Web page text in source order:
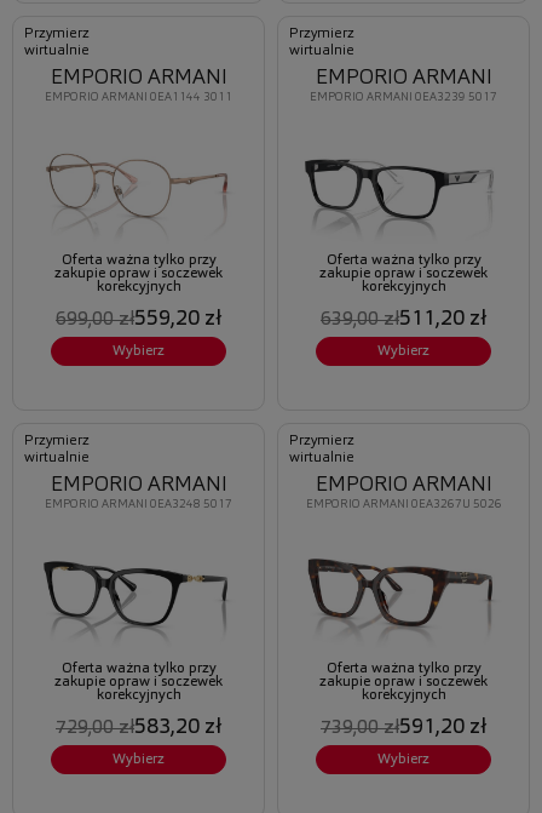
Przymierz
wirtualnie
EMPORIO ARMANI 0EA1144 3011
EMPORIO ARMANI
Oferta ważna tylko przy
zakupie opraw i soczewek
korekcyjnych
699,00 zł559,20 zł
Wybierz
Przymierz
wirtualnie
EMPORIO ARMANI 0EA3239 5017
EMPORIO ARMANI
Oferta ważna tylko przy
zakupie opraw i soczewek
korekcyjnych
639,00 zł511,20 zł
Wybierz
Przymierz
wirtualnie
EMPORIO ARMANI 0EA3248 5017
EMPORIO ARMANI
Oferta ważna tylko przy
zakupie opraw i soczewek
korekcyjnych
729,00 zł583,20 zł
Wybierz
Przymierz
wirtualnie
EMPORIO ARMANI 0EA3267U 5026
EMPORIO ARMANI
Oferta ważna tylko przy
zakupie opraw i soczewek
korekcyjnych
739,00 zł591,20 zł
Wybierz